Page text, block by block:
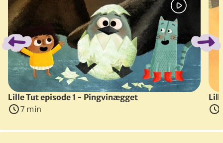
Lille Tut bor sammen med sin kat Gato, sin storebror
Instruktører
Maria Mac Dalland&Tone Tarding
( Danmark, 2024)
Lille Tut episode 1 - Pingvinægget
7 min